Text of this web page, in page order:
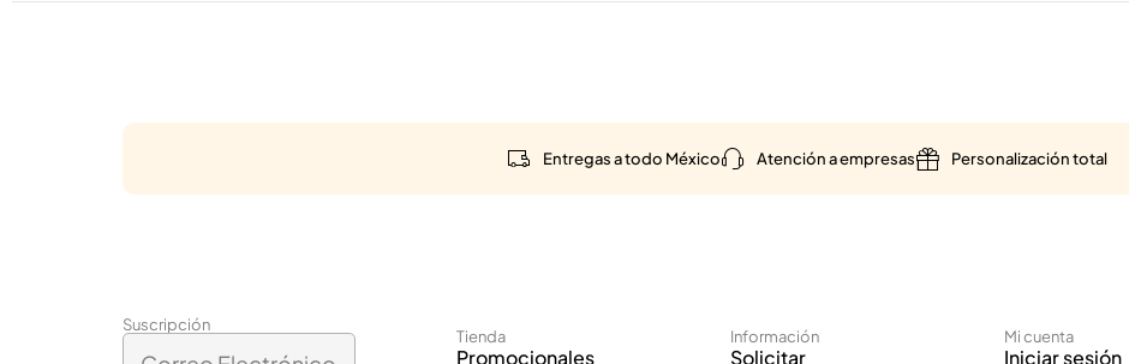
Entregas a todo México Atención a empresas Personalización total
Suscripción
C
C
Tienda
Promocionales
Información
Solicitar
Mi cuenta
Iniciar sesión